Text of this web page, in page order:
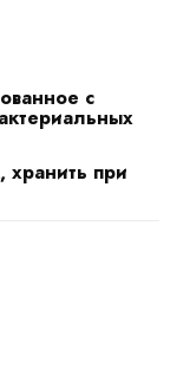
с
хранить при